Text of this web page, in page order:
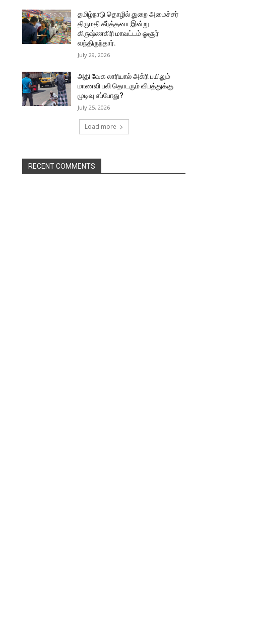
தமிழ்நாடு தொழில் துறை அமைச்சர்
திருமதி கீர்த்தனா இன்று
கிருஷ்ணகிரி மாவட்டம் ஓசூர்
வந்திருந்தார்.
July 29, 2026
அதி வேக லாரியால் அக்ரி பயிலும்
மாணவி பலி தொடரும் விபத்துக்கு
முடிவு எப்போது?
July 25, 2026
Load more
RECENT COMMENTS